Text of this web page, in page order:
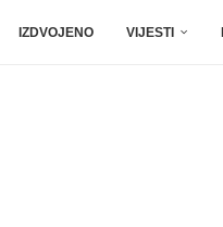
IZDVOJENO VIJESTI